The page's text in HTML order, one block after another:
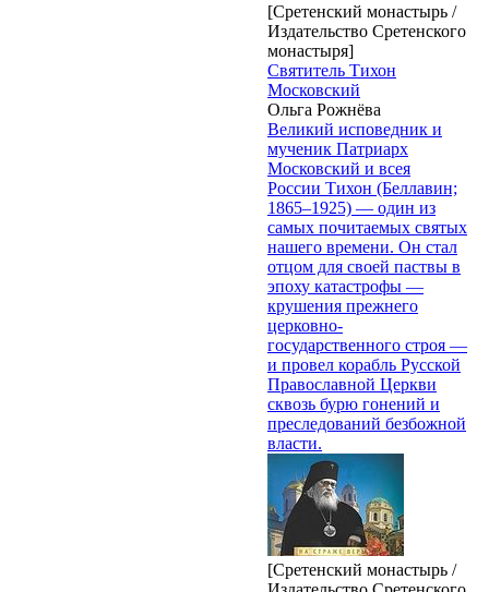
[Сретенский монастырь /
Издательство Сретенского
монастыря]
Святитель Тихон
Московский
Ольга Рожнёва
Великий исповедник и
мученик Патриарх
Московский и всея
России Тихон (Беллавин;
1865–1925) — один из
самых почитаемых святых
нашего времени. Он стал
отцом для своей паствы в
эпоху катастрофы —
крушения прежнего
церковно-
государственного строя —
и провел корабль Русской
Православной Церкви
сквозь бурю гонений и
преследований безбожной
власти.
[Сретенский монастырь /